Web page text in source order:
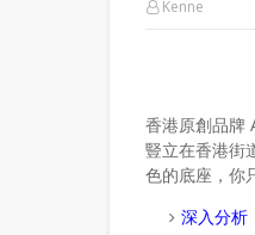
Kenne
香港原創品牌
豎立在香港街
色的底座，你
深入分析